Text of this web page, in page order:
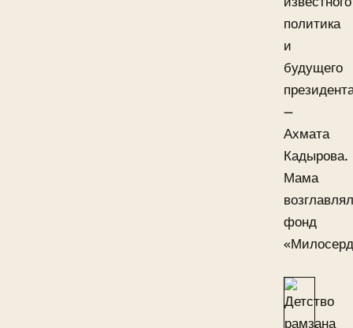
политика
и
будущего
—
Ахмата
Кадырова.
Мама
фонд